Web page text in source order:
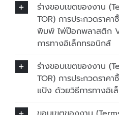
ร่างขอบเขตของงาน
TOR) การประกวดราค
พิมพ์ ไพ่ป๊อกพลาสติก
การทางอิเล็กทรอนิกส์
ร่างขอบเขตของงาน
TOR) การประกวดราค
แป้ง ด้วยวิธีการทางอิเ